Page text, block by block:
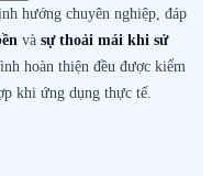
hướng chuyên nghiệp, đáp
và sự thoải mái khi sử
hoàn thiện đều được kiểm
khi ứng dụng thực tế.